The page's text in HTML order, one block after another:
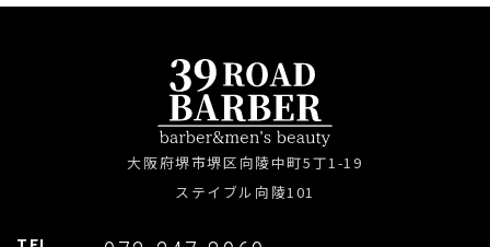
大阪府堺市堺区向陵中町5丁1-19
ステイブル向陵101